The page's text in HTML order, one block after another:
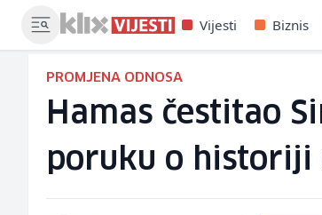
Vijesti Biznis
PROMJENA ODNOSA
Hamas čestitao
poruku o historiji